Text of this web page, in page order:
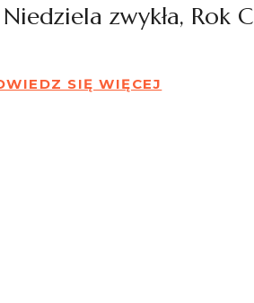
zwykła, Rok C
SIĘ WIĘCEJ